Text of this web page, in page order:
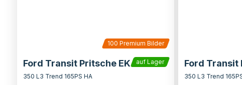
100 Premium Bilder
Ford Transit Pritsche EK
auf Lager
350 L3 Trend 165PS HA
Ford Transit
350 L3 Trend